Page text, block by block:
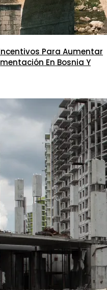
Para Aumentar
En Bosnia Y